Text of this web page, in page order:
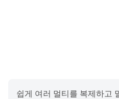
쉽게 여러 멀티를 복제하고